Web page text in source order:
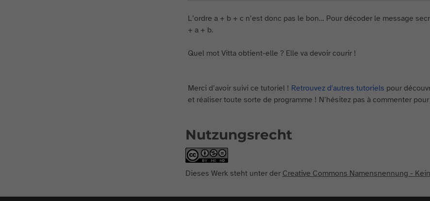
L’ordre a + b + c n’est donc pas le bon… Pour décoder le message
+ a + b.
Quel mot Vitta obtient-elle ? Elle va devoir courir !
Merci d’avoir suivi ce tutoriel ! Retrouvez d'autres tutoriels pour
et réaliser toute sorte de programme ! N’hésitez pas à commenter
Nutzungsrecht
Dieses Werk steht unter der Creative Commons Namensnennung -